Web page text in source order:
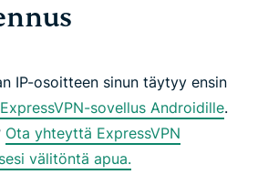
IP-osoitteen sinun täytyy ensin
sovellus Androidille.
Ota yhteyttä ExpressVPN
välitöntä apua.